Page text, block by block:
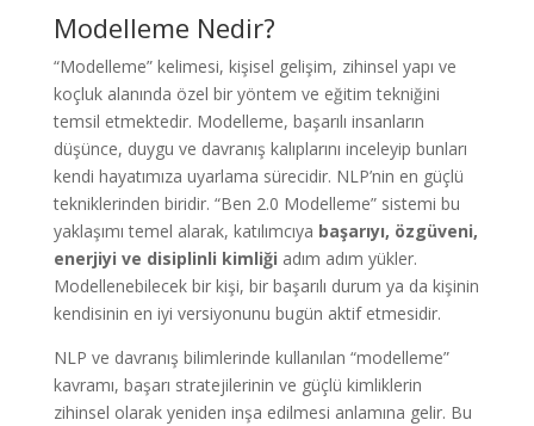
Modelleme Nedir?
“Modelleme” kelimesi, kişisel gelişim, zihinsel yapı ve
koçluk alanında özel bir yöntem ve eğitim tekniğini
temsil etmektedir. Modelleme, başarılı insanların
düşünce, duygu ve davranış kalıplarını inceleyip bunları
kendi hayatımıza uyarlama sürecidir. NLP’nin en güçlü
tekniklerinden biridir. “Ben 2.0 Modelleme” sistemi bu
yaklaşımı temel alarak, katılımcıya başarıyı, özgüveni,
enerjiyi ve disiplinli kimliği adım adım yükler.
Modellenebilecek bir kişi, bir başarılı durum ya da kişinin
kendisinin en iyi versiyonunu bugün aktif etmesidir.
NLP ve davranış bilimlerinde kullanılan “modelleme”
kavramı, başarı stratejilerinin ve güçlü kimliklerin
zihinsel olarak yeniden inşa edilmesi anlamına gelir. Bu